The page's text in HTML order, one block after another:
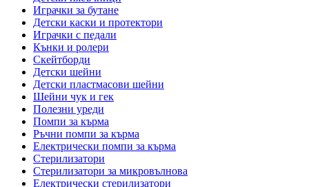
Играчки за бутане
Детски каски и протектори
Играчки с педали
Кънки и ролери
Скейтборди
Детски шейни
Детски пластмасови шейни
Шейни чук и гек
Полезни уреди
Помпи за кърма
Ръчни помпи за кърма
Електрически помпи за кърма
Стерилизатори
Стерилизатори за микровълнова
Електрически стерилизатори